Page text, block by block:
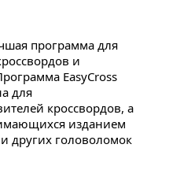
программа для
и
EasyCross
для
кроссвордов, а
изданием
других головоломок